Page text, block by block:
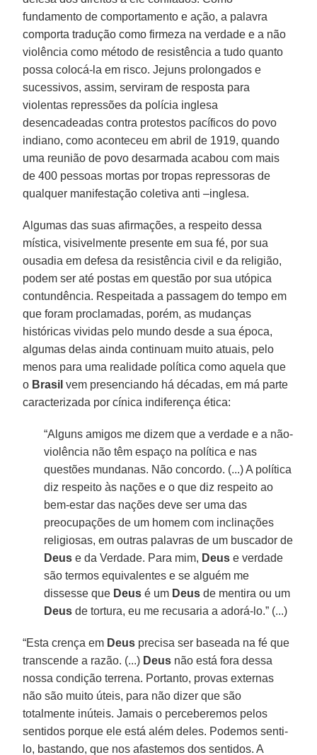
fundamento de comportamento e ação, a palavra
comporta tradução como firmeza na verdade e a não
violência como método de resistência a tudo quanto
possa colocá-la em risco. Jejuns prolongados e
sucessivos, assim, serviram de resposta para
violentas repressões da polícia inglesa
desencadeadas contra protestos pacíficos do povo
indiano, como aconteceu em abril de 1919, quando
uma reunião de povo desarmada acabou com mais
de 400 pessoas mortas por tropas repressoras de
qualquer manifestação coletiva anti –inglesa.
Algumas das suas afirmações, a respeito dessa
mística, visivelmente presente em sua fé, por sua
ousadia em defesa da resistência civil e da religião,
podem ser até postas em questão por sua utópica
contundência. Respeitada a passagem do tempo em
que foram proclamadas, porém, as mudanças
históricas vividas pelo mundo desde a sua época,
algumas delas ainda continuam muito atuais, pelo
menos para uma realidade política como aquela que
o Brasil vem presenciando há décadas, em má parte
caracterizada por cínica indiferença ética:
“Alguns amigos me dizem que a verdade e a não-
violência não têm espaço na política e nas
questões mundanas. Não concordo. (...) A política
diz respeito às nações e o que diz respeito ao
bem-estar das nações deve ser uma das
preocupações de um homem com inclinações
religiosas, em outras palavras de um buscador de
Deus e da Verdade. Para mim, Deus e verdade
são termos equivalentes e se alguém me
dissesse que Deus é um Deus de mentira ou um
Deus de tortura, eu me recusaria a adorá-lo.” (...)
“Esta crença em Deus precisa ser baseada na fé que
transcende a razão. (...) Deus não está fora dessa
nossa condição terrena. Portanto, provas externas
não são muito úteis, para não dizer que são
totalmente inúteis. Jamais o perceberemos pelos
sentidos porque ele está além deles. Podemos senti-
lo, bastando, que nos afastemos dos sentidos. A